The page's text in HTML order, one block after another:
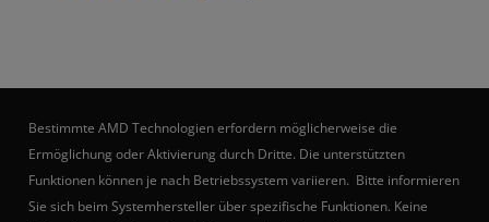
Bestimmte AMD Technologien erfordern möglicherweise die
Ermöglichung oder Aktivierung durch Dritte. Die unterstützten
Funktionen können je nach Betriebssystem variieren. Bitte informieren
Sie sich beim Systemhersteller über spezifische Funktionen. Keine